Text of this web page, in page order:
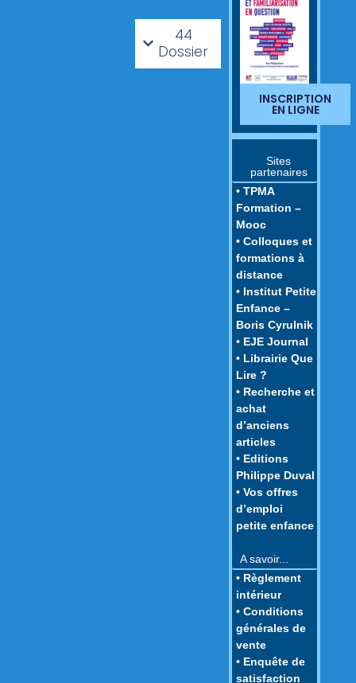
44
Dossier
INSCRIPTION
EN LIGNE
Sites
partenaires
• TPMA
Formation –
Mooc
• Colloques et
formations à
distance
• Institut Petite
Enfance –
Boris Cyrulnik
• EJE Journal
• Librairie Que
Lire ?
• Recherche et
achat
d’anciens
articles
• Editions
Philippe Duval
• Vos offres
d’emploi
petite enfance
A savoir...
• Règlement
intérieur
• Conditions
générales de
vente
• Enquête de
satisfaction